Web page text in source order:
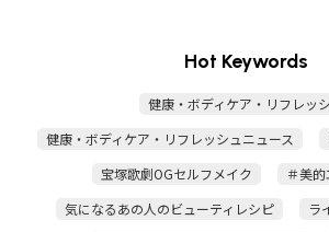
Hot Keywords
健康・ボディケア・リフレッ
健康・ボディケア・リフレッシュニュース
宝塚歌劇OGセルフメイク
＃美
気になるあの人のビューティレシピ
ラ